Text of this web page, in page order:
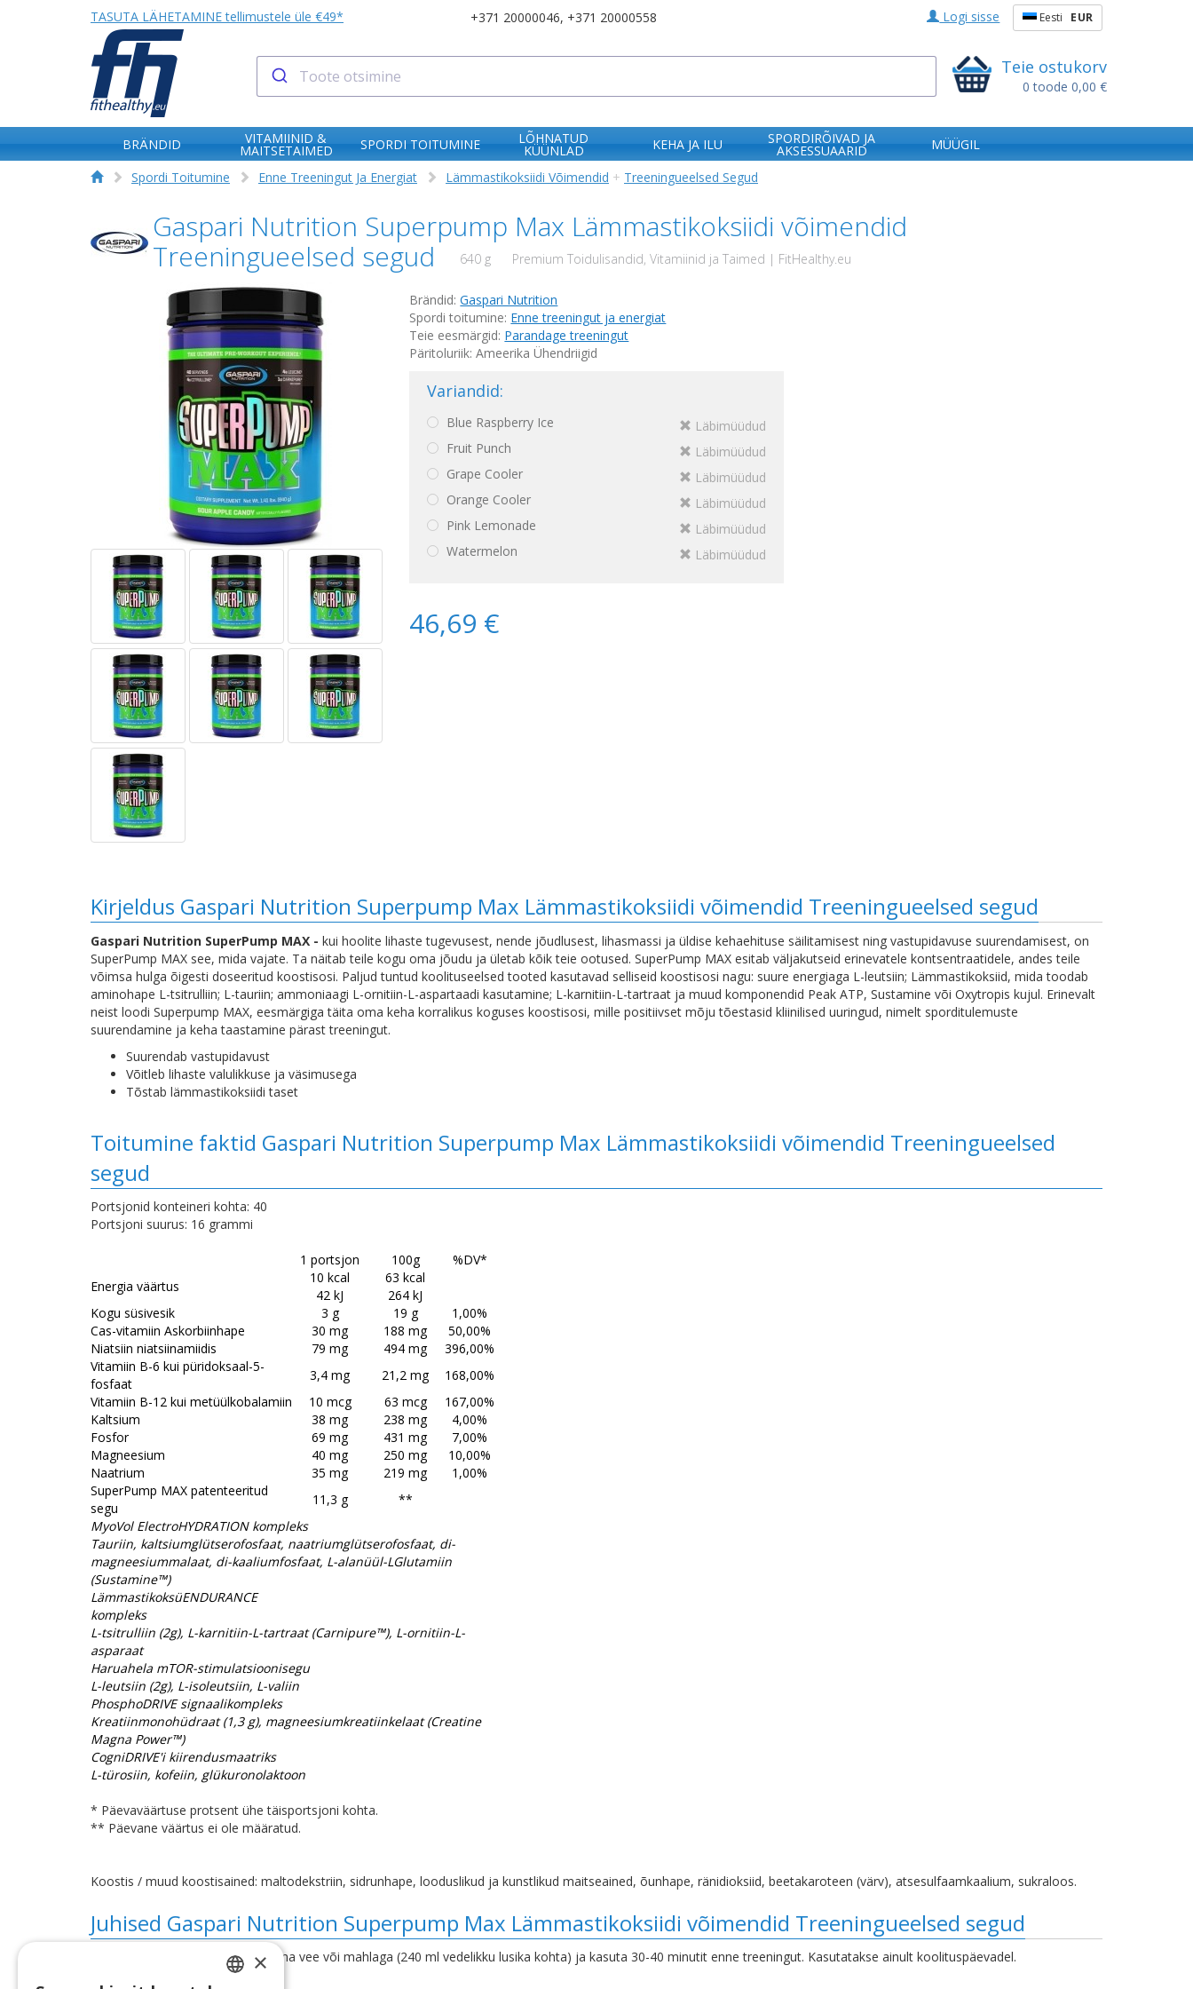
TASUTA LÄHETAMINE tellimustele üle €49* +371 20000046, +371 20000558 Logi sisse Eesti EUR
Teie ostukorv
0 toode 0,00 €
BRÄNDID VITAMIINID &
MAITSETAIMED SPORDI TOITUMINE LÕHNATUD
KÜÜNLAD KEHA JA ILU SPORDIRÕIVAD JA
AKSESSUAARID
MÜÜGIL
Spordi Toitumine
Enne Treeningut Ja Energiat Lämmastikoksiidi Võimendid + Treeningueelsed Segud
Gaspari Nutrition Superpump Max Lämmastikoksiidi võimendid
Treeningueelsed segud
640 g Premium Toidulisandid, Vitamiinid ja Taimed | FitHealthy.eu
Brändid:Gaspari Nutrition
Spordi toitumine: Enne treeningut ja energiat
Teie eesmärgid: Parandage treeningut
Päritoluriik: Ameerika Ühendriigid
Variandid:
Blue Raspberry Ice
Läbimüüdud
Fruit Punch
Läbimüüdud
Grape Cooler
Läbimüüdud
Orange Cooler
Läbimüüdud
Pink Lemonade
Läbimüüdud
Watermelon
Läbimüüdud
46,69 €
Kirjeldus Gaspari Nutrition Superpump Max Lämmastikoksiidi võimendid Treeningueelsed segud
Gaspari Nutrition SuperPump MAX - kui hoolite lihaste tugevusest, nende jõudlusest, lihasmassi ja üldise kehaehituse säilitamisest ning vastupidavuse suurendamisest, on
SuperPump MAX see, mida vajate. Ta näitab teile kogu oma jõudu ja ületab kõik teie ootused. SuperPump MAX esitab väljakutseid erinevatele kontsentraatidele, andes teile
võimsa hulga õigesti doseeritud koostisosi. Paljud tuntud koolituseelsed tooted kasutavad selliseid koostisosi nagu: suure energiaga L-leutsiin; Lämmastikoksiid, mida toodab
aminohape L-tsitrulliin; L-tauriin; ammoniaagi L-ornitiin-L-aspartaadi kasutamine; L-karnitiin-L-tartraat ja muud komponendid Peak ATP, Sustamine või Oxytropis kujul. Erinevalt
neist loodi Superpump MAX, eesmärgiga täita oma keha korralikus koguses koostisosi, mille positiivset mõju tõestasid kliinilised uuringud, nimelt sporditulemuste
suurendamine ja keha taastamine pärast treeningut.
Suurendab vastupidavust
Võitleb lihaste valulikkuse ja väsimusega
Tõstab lämmastikoksiidi taset
Toitumine faktid Gaspari Nutrition Superpump Max Lämmastikoksiidi võimendid Treeningueelsed
segud
Portsjonid konteineri kohta: 40
Portsjoni suurus: 16 grammi
1 portsjon 100g
%DV*
Energia väärtus
10 kcal
42 kJ
63 kcal
264 kJ
Kogu süsivesik
3 g 19 g
1,00%
Cas-vitamiin Askorbiinhape
30 mg 188 mg
50,00%
Niatsiin niatsiinamiidis
79 mg 494 mg
396,00%
Vitamiin B-6 kui püridoksaal-5-
fosfaat
3,4 mg 21,2 mg
168,00%
Vitamiin B-12 kui metüülkobalamiin
10 mcg 63 mcg
167,00%
Kaltsium
38 mg 238 mg
4,00%
Fosfor
69 mg 431 mg
7,00%
Magneesium
40 mg 250 mg
10,00%
Naatrium
35 mg 219 mg
1,00%
SuperPump MAX patenteeritud
segu
11,3 g
**
MyoVol ElectroHYDRATION kompleks
Tauriin, kaltsiumglütserofosfaat, naatriumglütserofosfaat, di-
magneesiummalaat, di-kaaliumfosfaat, L-alanüül-LGlutamiin
(Sustamine™)
LämmastikoksüENDURANCE
kompleks
L-tsitrulliin (2g), L-karnitiin-L-tartraat (Carnipure™), L-ornitiin-L-
asparaat
Haruahela mTOR-stimulatsioonisegu
L-leutsiin (2g), L-isoleutsiin, L-valiin
PhosphoDRIVE signaalikompleks
Kreatiinmonohüdraat (1,3 g), magneesiumkreatiinkelaat (Creatine
Magna Power™)
CogniDRIVE'i kiirendusmaatriks
L-türosiin, kofeiin, glükuronolaktoon
* Päevaväärtuse protsent ühe täisportsjoni kohta.
** Päevane väärtus ei ole määratud.
Koostis / muud koostisained: maltodekstriin, sidrunhape, looduslikud ja kunstlikud maitseained, õunhape, ränidioksiid, beetakaroteen (värv), atsesulfaamkaalium, sukraloos.
Juhised Gaspari Nutrition Superpump Max Lämmastikoksiidi võimendid Treeningueelsed segud
Sega 1-3 kulbitäit 240-720 ml külma vee või mahlaga (240 ml vedelikku lusika kohta) ja kasuta 30-40 minutit enne treeningut. Kasutatakse ainult koolituspäevadel.
×